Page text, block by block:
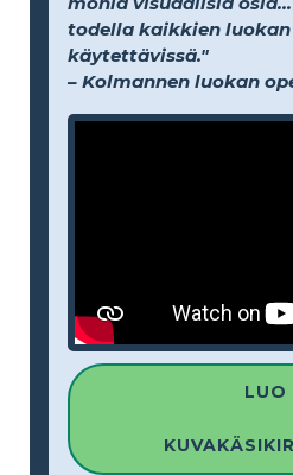
todella kaikkien
käytettävissä."
– Kolmannen luokan
LUO